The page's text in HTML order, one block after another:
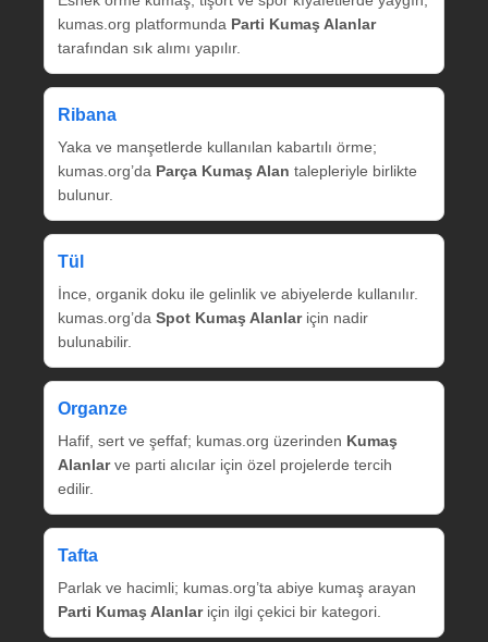
kumas.org platformunda Parti Kumaş Alanlar
tarafından sık alımı yapılır.
Ribana
Yaka ve manşetlerde kullanılan kabartılı örme;
kumas.org’da Parça Kumaş Alan talepleriyle birlikte
bulunur.
Tül
İnce, organik doku ile gelinlik ve abiyelerde kullanılır.
kumas.org’da Spot Kumaş Alanlariçin nadir
bulunabilir.
Organze
Hafif, sert ve şeffaf; kumas.org üzerinden Kumaş
Alanlarve parti alıcılar için özel projelerde tercih
edilir.
Tafta
Parlak ve hacimli; kumas.org’ta abiye kumaş arayan
Parti Kumaş Alanlariçin ilgi çekici bir kategori.